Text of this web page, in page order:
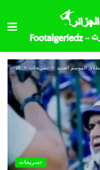
تصريحات الموسم الجديد
تصريحات